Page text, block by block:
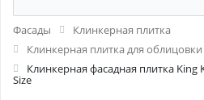
Фасады
Клинкерная плитка
Клинкерная плитка для
Клинкерная фасадная плитка King
Size